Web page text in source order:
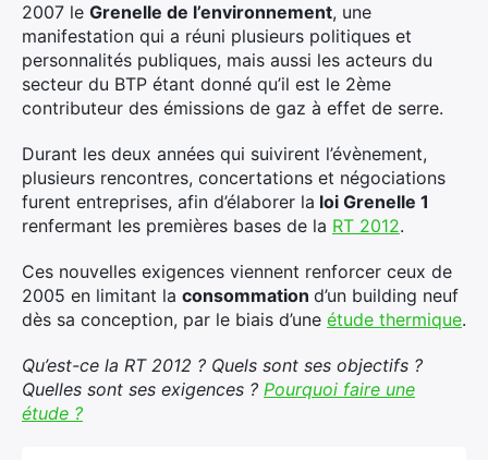
2007 le Grenelle de l’environnement, une
manifestation qui a réuni plusieurs politiques et
personnalités publiques, mais aussi les acteurs du
secteur du BTP étant donné qu’il est le 2ème
contributeur des émissions de gaz à effet de serre.
Durant les deux années qui suivirent l’évènement,
plusieurs rencontres, concertations et négociations
furent entreprises, afin d’élaborer la loi Grenelle 1
renfermant les premières bases de la RT 2012.
Ces nouvelles exigences viennent renforcer ceux de
2005 en limitant la consommation d’un building neuf
dès sa conception, par le biais d’une étude thermique.
Qu’est-ce la RT 2012 ? Quels sont ses objectifs ?
Quelles sont ses exigences ? Pourquoi faire une
étude ?